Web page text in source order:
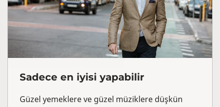
Sadece en iyisi yapabilir
Güzel yemeklere ve güzel müziklere düşkün